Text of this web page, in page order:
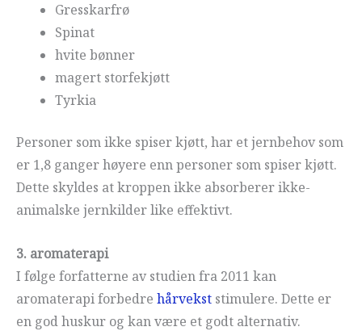
Gresskarfrø
Spinat
hvite bønner
magert storfekjøtt
Tyrkia
Personer som ikke spiser kjøtt, har et jernbehov som
er 1,8 ganger høyere enn personer som spiser kjøtt.
Dette skyldes at kroppen ikke absorberer ikke-
animalske jernkilder like effektivt.
3. aromaterapi
I følge forfatterne av studien fra 2011 kan
aromaterapi forbedre hårvekst stimulere. Dette er
en god huskur og kan være et godt alternativ.